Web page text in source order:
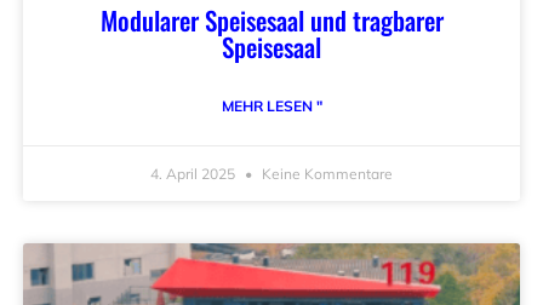
Modularer Speisesaal und tragbarer
Speisesaal
MEHR LESEN "
4. April 2025 Keine Kommentare